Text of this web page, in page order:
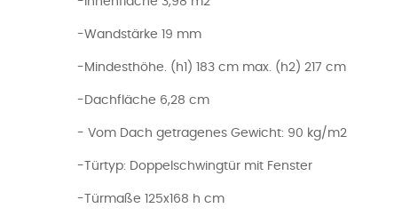
-Wandstärke 19 mm
-Mindesthöhe. (h1) 183 cm max. (h2) 217 cm
-Dachfläche 6,28 cm
- Vom Dach getragenes Gewicht: 90 kg/m2
-Türtyp: Doppelschwingtür mit Fenster
-Türmaße 125x168 h cm